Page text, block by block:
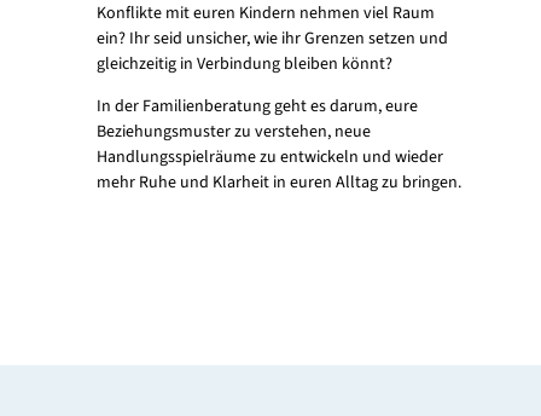
Konflikte mit euren Kindern nehmen viel Raum
ein? Ihr seid unsicher, wie ihr Grenzen setzen und
gleichzeitig in Verbindung bleiben könnt?
In der Familienberatung geht es darum, eure
Beziehungsmuster zu verstehen, neue
Handlungsspielräume zu entwickeln und wieder
mehr Ruhe und Klarheit in euren Alltag zu bringen.